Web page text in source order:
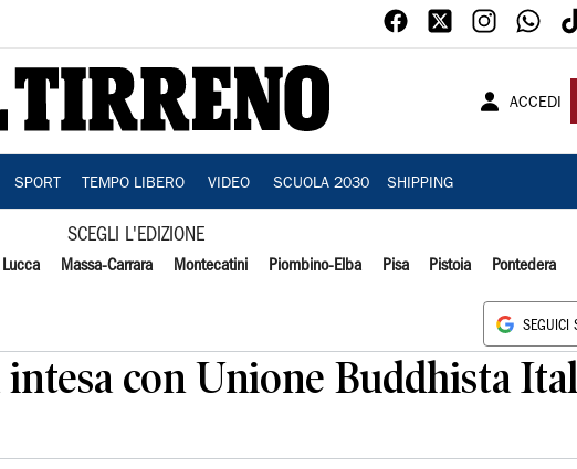
ACCEDI
SPORT TEMPO LIBERO VIDEO SCUOLA 2030 SHIPPING
SCEGLI L'EDIZIONE
Lucca Massa-Carrara Montecatini Piombino-Elba Pisa Pistoia Pontedera
SEGUICI
con Unione Buddhista